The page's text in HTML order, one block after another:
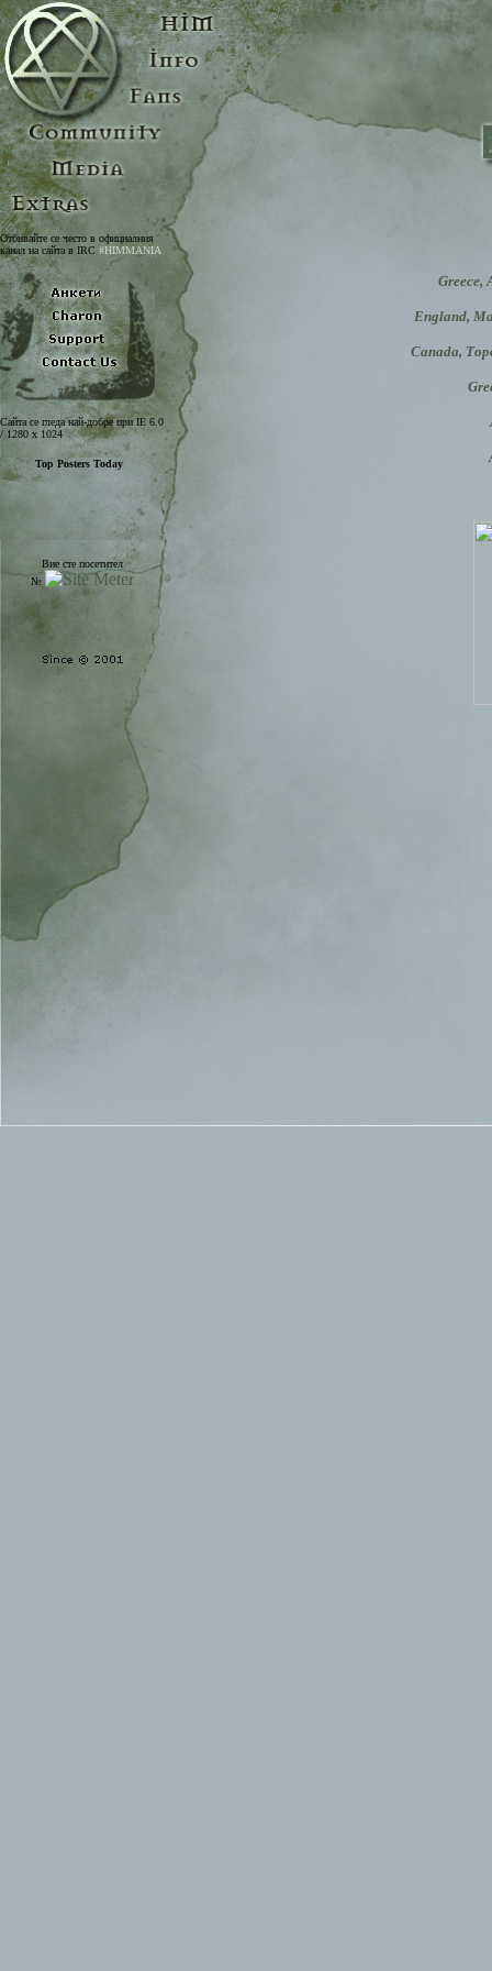
Отбивайте се често в официалния
канал на сайта в IRC #HIMMANIA
Сайта се гледа най-добре при IE 6.0
/ 1280 x 1024
Вие сте посетител
№
Greece,
England,
Canada,